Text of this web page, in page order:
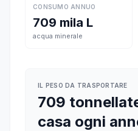
CONSUMO ANNUO
709 mila L
acqua minerale
IL PESO DA TRASPORTARE
709
casa ogni